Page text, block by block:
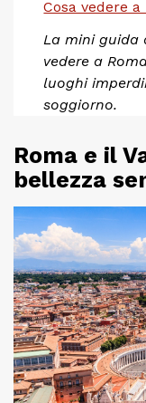
Cosa vedere
La mini guida
vedere a
luoghi
soggiorno.
Roma e il
bellezza